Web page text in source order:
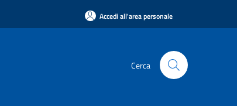
Accedi all'area personale
Cerca